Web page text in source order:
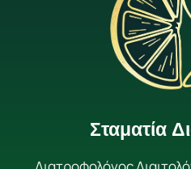
Σταματία